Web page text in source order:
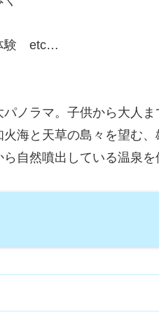
験 etc…
ノラマ。子供から大人
海と天草の島々を望む
ら自然噴出している温泉